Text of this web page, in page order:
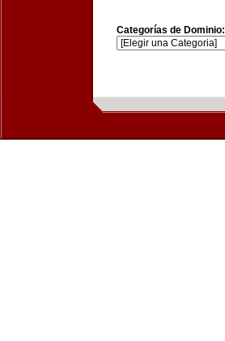
Categorías de Dominio: